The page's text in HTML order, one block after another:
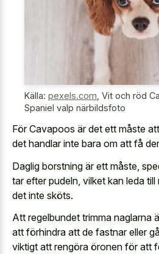
Källa: pexels.com Vit och röd
Spaniel valp närbildsfoto
För Cavapoos är det ett måste
det handlar inte bara om att få
Daglig borstning är ett måste,
tar efter pudeln, vilket kan leda
det inte sköts.
Att regelbundet trimma naglarna
att förhindra att de fastnar eller
viktigt att rengöra öronen för att